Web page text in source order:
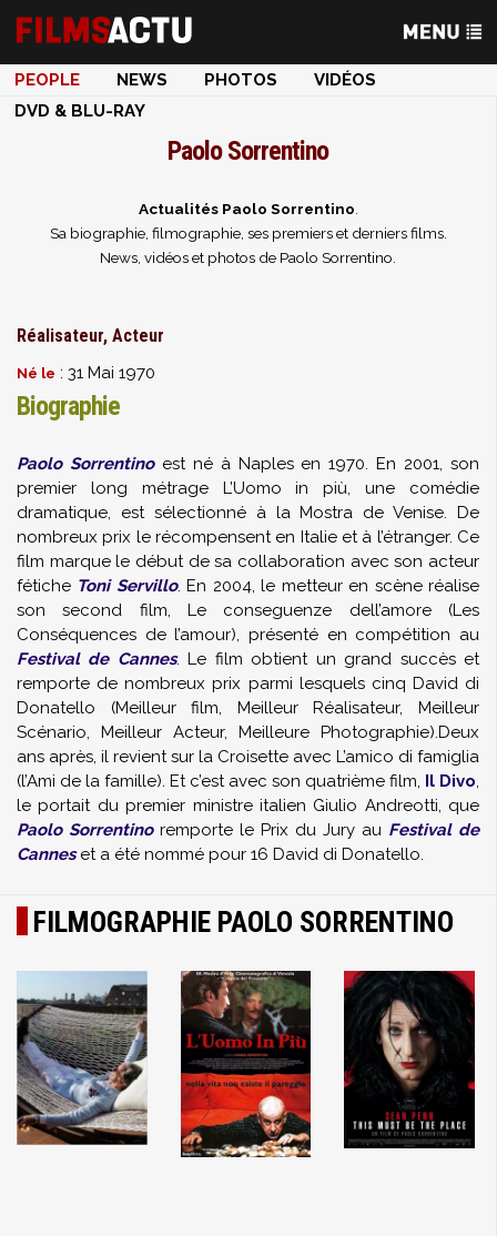
PEOPLE NEWS PHOTOS
VIDÉOS
DVD & BLU-RAY
Paolo Sorrentino
Actualités Paolo Sorrentino
Sa biographie, filmographie, ses premiers et derniers films.
News, vidéos et photos de Paolo Sorrentino.
Réalisateur, Acteur
Né le : 31 Mai 1970
Biographie
Paolo Sorrentinoest né à Naples en 1970. En 2001, son
premier long métrage L’Uomo in più, une comédie
dramatique, est sélectionné à la Mostra de Venise. De
nombreux prix le récompensent en Italie et à l’étranger. Ce
film marque le début de sa collaboration avec son acteur
fétiche Toni Servillo. En 2004, le metteur en scène réalise
son second film, Le conseguenze dell’amore (Les
Conséquences de l’amour), présenté en compétition au
Festival de Cannes. Le film obtient un grand succès et
remporte de nombreux prix parmi lesquels cinq David di
Donatello (Meilleur film, Meilleur Réalisateur, Meilleur
Scénario, Meilleur Acteur, Meilleure Photographie).Deux
ans après, il revient sur la Croisette avec L’amico di famiglia
(l’Ami de la famille). Et c’est avec son quatrième film, Il Divo,
le portait du premier ministre italien Giulio Andreotti, que
Paolo Sorrentinoremporte le Prix du Jury au Festival de
Canneset a été nommé pour 16 David di Donatello.
FILMOGRAPHIE PAOLO SORRENTINO